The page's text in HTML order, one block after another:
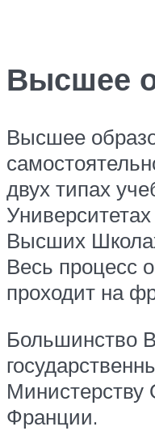
Высшее
Высшее
двух типах
Высших
Весь процесс
проходит на
Большинство
Министерству
Франции.